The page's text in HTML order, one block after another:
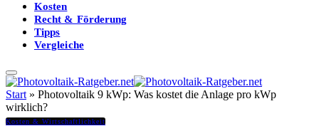
Kosten
Recht & Förderung
Tipps
Vergleiche
Start » Photovoltaik 9 kWp: Was kostet die Anlage pro kWp
wirklich?
Kosten & Wirtschaftlichkeit